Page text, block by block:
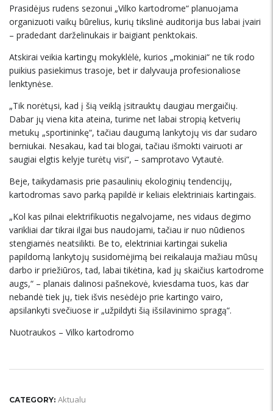
Prasidėjus rudens sezonui „Vilko kartodrome“ planuojama
organizuoti vaikų būrelius, kurių tikslinė auditorija bus labai įvairi
– pradedant darželinukais ir baigiant penktokais.
Atskirai veikia kartingų mokyklėlė, kurios „mokiniai“ ne tik rodo
puikius pasiekimus trasoje, bet ir dalyvauja profesionaliose
lenktynėse.
„Tik norėtųsi, kad į šią veiklą įsitrauktų daugiau mergaičių.
Dabar jų viena kita ateina, turime net labai stropią ketverių
metukų „sportininkę“, tačiau daugumą lankytojų vis dar sudaro
berniukai. Nesakau, kad tai blogai, tačiau išmokti vairuoti ar
saugiai elgtis kelyje turėtų visi“, – samprotavo Vytautė.
Beje, taikydamasis prie pasaulinių ekologinių tendencijų,
kartodromas savo parką papildė ir keliais elektriniais kartingais.
„Kol kas pilnai elektrifikuotis negalvojame, nes vidaus degimo
varikliai dar tikrai ilgai bus naudojami, tačiau ir nuo nūdienos
stengiamės neatsilikti. Be to, elektriniai kartingai sukelia
papildomą lankytojų susidomėjimą bei reikalauja mažiau mūsų
darbo ir priežiūros, tad, labai tikėtina, kad jų skaičius kartodrome
augs,“ – planais dalinosi pašnekovė, kviesdama tuos, kas dar
nebandė tiek jų, tiek išvis nesėdėjo prie kartingo vairo,
apsilankyti svečiuose ir „užpildyti šią išsilavinimo spragą“.
Nuotraukos – Vilko kartodromo
CATEGORY: Aktualu